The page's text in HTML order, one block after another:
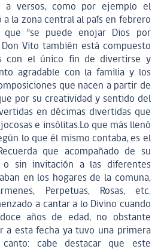
a versos, como por ejemplo el
la zona central al país en febrero
que "se puede enojar Dios por
Vito también está compuesto
con el único fin de divertirse y
agradable con la familia y los
que nacen a partir de
por su creatividad y sentido del
en décimas divertidas que
e insólitas.Lo que más llenó
lo que él mismo contaba, es el
que acompañado de su
o sin invitación a las diferentes
en los hogares de la comuna,
Perpetuas, Rosas, etc.
a cantar a lo Divino cuando
años de edad, no obstante
a esta fecha ya tuvo una primera
cabe destacar que este